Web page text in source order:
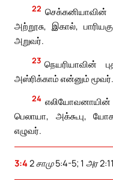
22
அற்றூசு, இகால்,
அறுவர்.
23 நெயரியாவின்
அஸ்ரிக்காம் என்னும் மூவர்.
24
பெலாயா, அக்கூபு,
எழுவர்.
3:42 சாமு 5:4-5; 1 அர